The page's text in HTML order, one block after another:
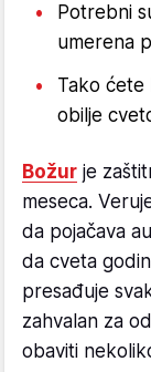
Potrebni
umerena
Tako ćete
obilje
Božur je
meseca.
da pojačava
da cveta
presađuje
zahvalan za
obaviti